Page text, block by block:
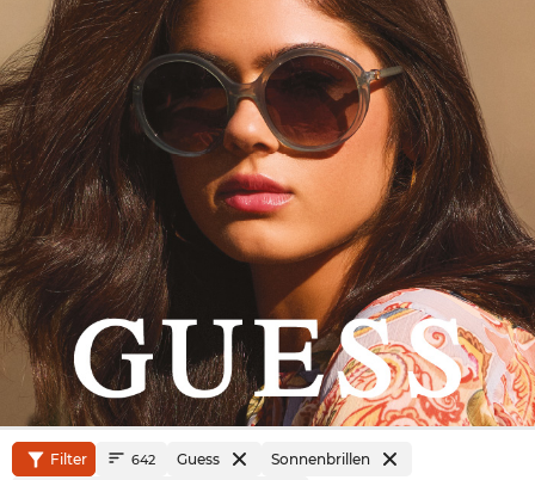
Filter 642 Guess Sonnenbrillen